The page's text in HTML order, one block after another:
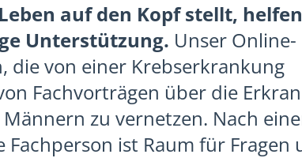
auf den Kopf stellt, helfen
Unterstützung. Unser Online-
die von einer Krebserkrankung
Fachvorträgen über die
zu vernetzen. Nach
ist Raum für Fragen